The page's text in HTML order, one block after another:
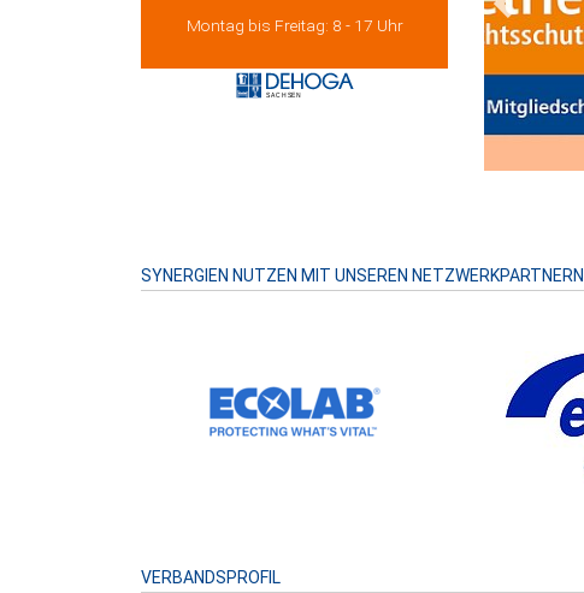
Montag bis Freitag: 8 - 17 Uhr Previous
SYNERGIEN NUTZEN MIT UNSEREN NETZWERKPARTNERN
VERBANDSPROFIL